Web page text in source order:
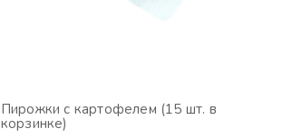
Пирожки с картофелем (15 шт. в
корзинке)